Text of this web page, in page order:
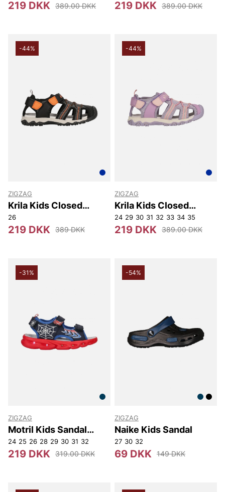
219 DKK 389.00 DKK 219 DKK 389.00 DKK
-44%
ZIGZAG
Krila Kids Closed
Sandal
26
219 DKK 389 DKK
-44%
ZIGZAG
Krila Kids Closed
Sandal
24 29 30 31 32 33 34 35
219 DKK 389.00 DKK
-31%
ZIGZAG
Motril Kids Sandal
W/Lights
24 25 26 28 29 30 31 32
219 DKK 319.00 DKK
-54%
ZIGZAG
Naike Kids Sandal
27 30 32
69 DKK 149 DKK